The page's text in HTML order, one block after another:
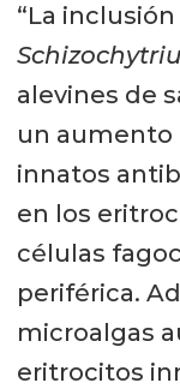
“La
alevines de
un aumento
innatos
en los
células
periférica.
microalgas
eritrocitos